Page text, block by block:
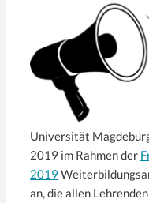
Universität
2019 im Rahmen der
2019
an, die allen